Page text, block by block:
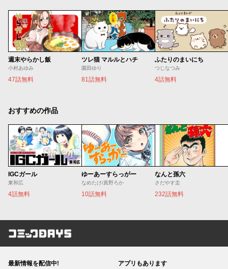
週末やらかし飯
小村あゆみ
47話無料
ツレ猫 マルルとハチ
園田ゆり
81話無料
ふたりのまいにち
つじなつみ
4話無料
おすすめの作品
IGCガール
東和広
4話無料
ゆーあーすらっがー
なめたけ/真野ろか
10話無料
なんと孫六
さだやす圭
232話無料
コミックDAYS
最新情報を配信中! アプリもあります